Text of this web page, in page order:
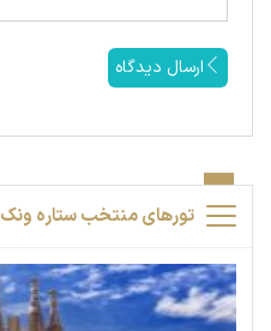
ارسال دیدگاه
تورهای منتخب ستاره ونک